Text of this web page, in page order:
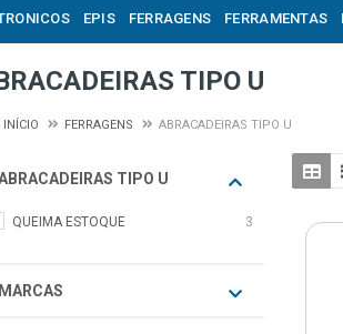
EPIS FERRAGENS FERRAMENTAS
TIPO U
INÍCIO FERRAGENS ABRACADEIRAS TIPO U
TIPO U
QUEIMA ESTOQUE 3
MARCAS